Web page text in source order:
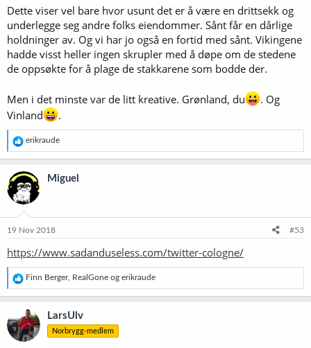
Dette viser vel bare hvor usunt det er å være en drittsekk og
underlegge seg andre folks eiendommer. Sånt får en dårlige
holdninger av. Og vi har jo også en fortid med sånt. Vikingene
hadde visst heller ingen skrupler med å døpe om de stedene
de oppsøkte for å plage de stakkarene som bodde der.
Men i det minste var de litt kreative. Grønland, du
. Og
Vinland
.
R
e
a
k
s
o
e
:
erikraude
Miguel
19 Nov 2018 #53
https://www.sadanduseless.com/twitter-cologne/
R
e
a
k
s
j
o
Finn Berger, RealGone og erikraude
LarsUlv
Norbrygg-medlem